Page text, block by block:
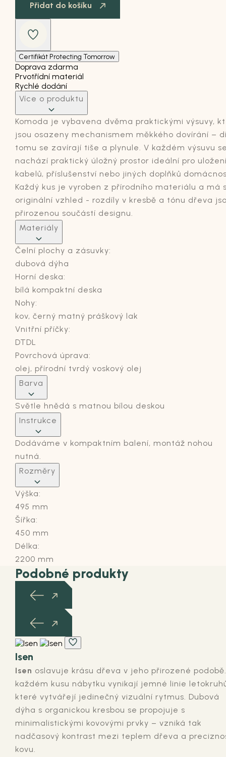
Přidat do košíku
Certifikát Protecting Tomorrow
Doprava zdarma
Prvotřídní materiál
Rychlé dodání
Více o produktu
Komoda je vybavena dvěma praktickými výsuvy,
jsou osazeny mechanismem měkkého dovírání –
tomu se zavírají tiše a plynule. V každém výsuvu
nachází praktický úložný prostor ideální pro
kabelů, příslušenství nebo jiných doplňků
Každý kus je vyroben z přírodního materiálu a má
originální vzhled - rozdíly v kresbě a tónu dřeva
přirozenou součástí designu.
Materiály
Čelní plochy a zásuvky:
dubová dýha
Horní deska:
bílá kompaktní deska
Nohy:
kov, černý matný práškový lak
Vnitřní příčky:
DTDL
Povrchová úprava:
olej, přírodní tvrdý voskový olej
Barva
Světle hnědá s matnou bílou deskou
Instrukce
Dodáváme v kompaktním balení, montáž nohou
nutná.
Rozměry
Výška:
495 mm
Šířka:
450 mm
Délka:
2200 mm
Podobné produkty
Isen
Isen oslavuje krásu dřeva v jeho přirozené
každém kusu nábytku vynikají jemné linie
které vytvářejí jedinečný vizuální rytmus. Dubová
dýha s organickou kresbou se propojuje s
minimalistickými kovovými prvky – vzniká tak
nadčasový kontrast mezi teplem dřeva a
kovu.